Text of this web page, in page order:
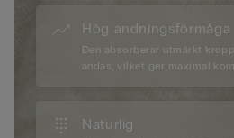
Hög andningsförmåga
Den absorberar utmärkt
andas, vilket ger maximal
Naturlig